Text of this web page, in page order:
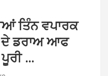
ਤਿੰਨ ਵਪਾਰਕ
ਦੇ ਡਰਾਅ ਆਫ
…